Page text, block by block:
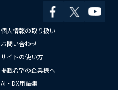
個人情報の取り扱い
お問い合わせ
サイトの使い方
掲載希望の企業様へ
AI・DX用語集